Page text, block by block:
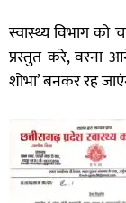
स्वास्थ्य विभाग को
प्रस्तुत करे, वरना
शोभा’ बनकर रह